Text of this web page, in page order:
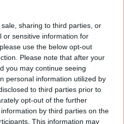
sharing to third parties, or
or sensitive information for
use the below opt-out
Please note that after your
you may continue seeing
personal information utilized by
to third parties prior to
opt-out of the further
by third parties on the
This information may